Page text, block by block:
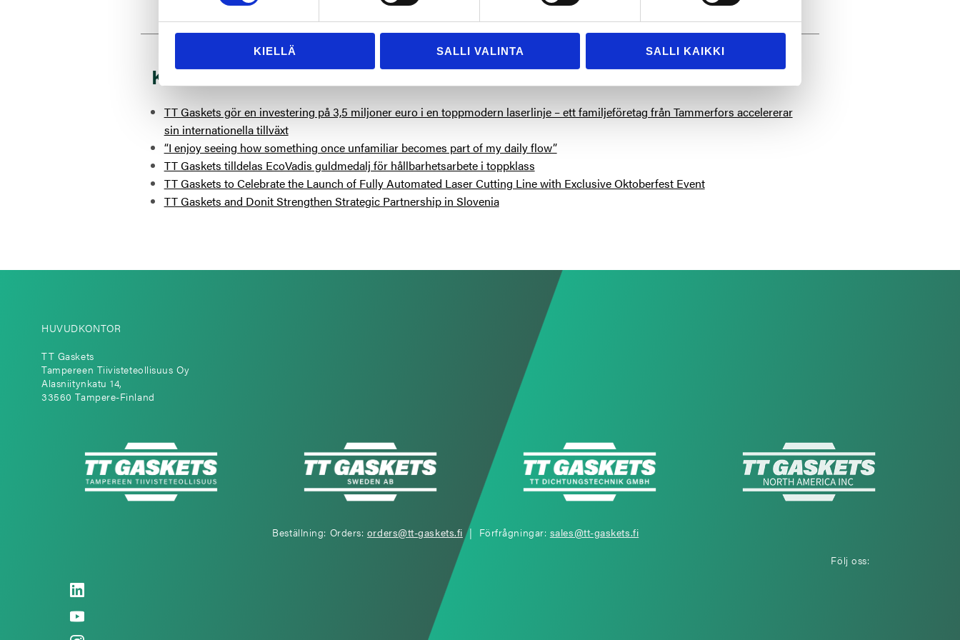
KIELLÄ SALLI VALINTA SALLI KAIKKI
Kanske är du också intresserad av
TT Gaskets gör en investering på 3,5 miljoner euro i en toppmodern laserlinje – ett familjeföretag från Tammerfors accelererar
sin internationella tillväxt
“I enjoy seeing how something once unfamiliar becomes part of my daily flow”
TT Gaskets tilldelas EcoVadis guldmedalj för hållbarhetsarbete i toppklass
TT Gaskets to Celebrate the Launch of Fully Automated Laser Cutting Line with Exclusive Oktoberfest Event
TT Gaskets and Donit Strengthen Strategic Partnership in Slovenia
HUVUDKONTOR
TT Gaskets
Tampereen Tiivisteteollisuus Oy
Alasniitynkatu 14,
33560 Tampere-Finland
Beställning: Orders: orders@tt-gaskets.fi | Förfrågningar: sales@tt-gaskets.fi
Följ oss: